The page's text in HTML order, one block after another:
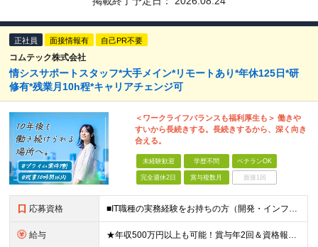
正社員 面接情報有 自己PR不要
コムテック株式会社
情シスサポートスタッフ*大手メイン*リモートあり*年休125日*研
修有*残業月10h程*キャリアチェンジ可
＜ワークライフバランスも福利厚生も＞ 働きや
すいから長続きする。長続きするから、深く向き
合える。
未経験歓迎 学歴不問 ベテランOK
完全週休2日 賞与複数月 面接1回
応募資格 ■IT職種の実務経験をお持ちの方（開発・インフラエンジニア、社内SEなど） ■学歴不問 ＜以下のような方を歓迎します＞ ■IT業界でキャリアを切り拓いていきたい方 ■チームワークを大切にし、仲間と協
給与 ★年収500万円以上も可能！賞与年2回＆資格報奨金あり 【経験1～3年の場合】年収410万円～464万円 月給29万6000円～月給33万5500円+賞与年2回（6・12月） ※みなし残業代（10時